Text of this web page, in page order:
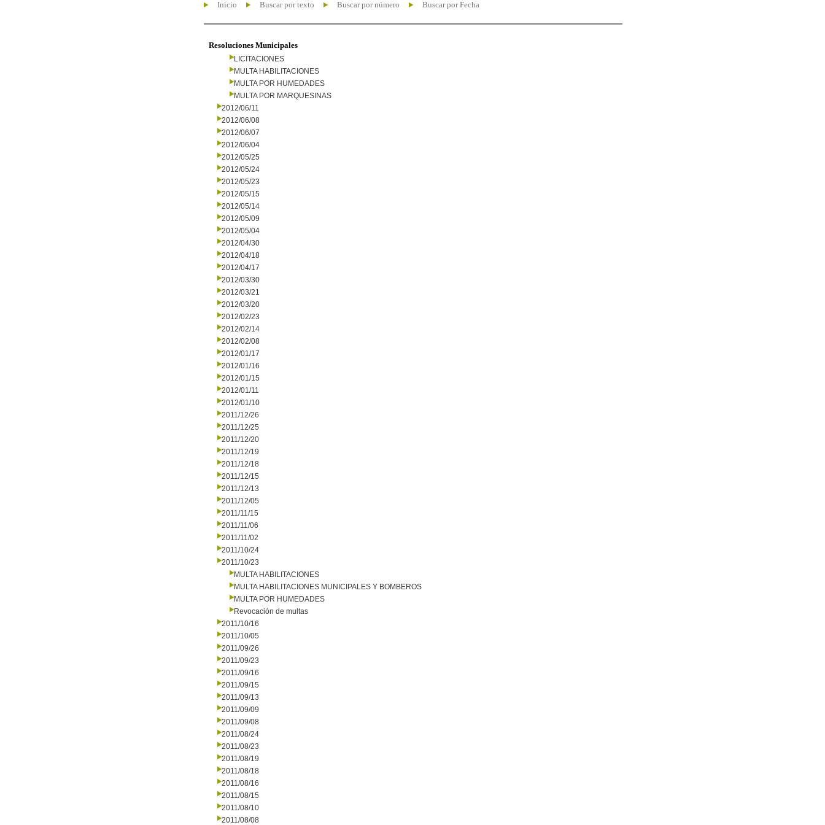
Inicio Buscar por texto Buscar por número Buscar por Fecha
Resoluciones Municipales
LICITACIONES
MULTA HABILITACIONES
MULTA POR HUMEDADES
MULTA POR MARQUESINAS
2012/06/11
2012/06/08
2012/06/07
2012/06/04
2012/05/25
2012/05/24
2012/05/23
2012/05/15
2012/05/14
2012/05/09
2012/05/04
2012/04/30
2012/04/18
2012/04/17
2012/03/30
2012/03/21
2012/03/20
2012/02/23
2012/02/14
2012/02/08
2012/01/17
2012/01/16
2012/01/15
2012/01/11
2012/01/10
2011/12/26
2011/12/25
2011/12/20
2011/12/19
2011/12/18
2011/12/15
2011/12/13
2011/12/05
2011/11/15
2011/11/06
2011/11/02
2011/10/24
2011/10/23
MULTA HABILITACIONES
MULTA HABILITACIONES MUNICIPALES Y BOMBEROS
MULTA POR HUMEDADES
Revocación de multas
2011/10/16
2011/10/05
2011/09/26
2011/09/23
2011/09/16
2011/09/15
2011/09/13
2011/09/09
2011/09/08
2011/08/24
2011/08/23
2011/08/19
2011/08/18
2011/08/16
2011/08/15
2011/08/10
2011/08/08